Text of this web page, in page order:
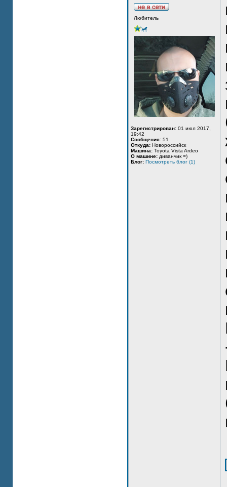
Любитель
Зарегистрирован: 01 июл 2017,
19:42
Сообщения: 51
Откуда: Новороссийск
Машина: Toyota Vista Ardeo
О машине: диванчик =)
Блог: Посмотреть блог (1)